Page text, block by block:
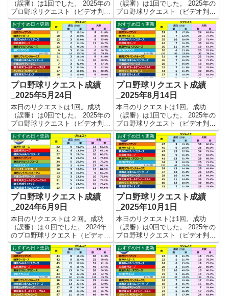
（誤審）は1回でした。 2025年の
プロ野球リクエスト（ビデオ判
定）成績を記録集計しています。
今シーズンのリクエスト成功率は
これで23.0%。リクエスト数400
回、成功92回、失敗308回となり
ました。 【リクエ...
（誤審）は1回でした。 2025年の
プロ野球リクエスト（ビデオ判
定）成績を記録集計しています。
今シーズンのリクエスト成功率は
これで23.8%。リクエスト数462
回、成功110回、失敗352回とな
りました。 【リク...
おすすめ日々更新
プロ野球リクエスト成績
_2025年5月24日
本日のリクエストは1回。成功
（誤審）は0回でした。 2025年の
プロ野球リクエスト（ビデオ判
定）成績を記録集計しています。
今シーズンのリクエスト成功率は
これで22.4%。リクエスト数134
回、成功30回、失敗104回となり
ました。 【リクエ...
おすすめ日々更新
プロ野球リクエスト成績
_2025年8月14日
本日のリクエストは1回。成功
（誤審）は1回でした。 2025年の
プロ野球リクエスト（ビデオ判
定）成績を記録集計しています。
今シーズンのリクエスト成功率は
これで23.0%。リクエスト数374
回、成功86回、失敗288回となり
ました。 【リクエ...
おすすめ日々更新
プロ野球リクエスト成績
_2024年6月9日
本日のリクエストは２回。成功
（誤審）は０回でした。 2024年
のプロ野球リクエスト（ビデオ判
定）成績を記録集計しています。
今シーズンのリクエスト成功率は
これで22.4%。リクエスト数246
回、成功55回、失敗191回となり
ました。 【リク...
おすすめ日々更新
プロ野球リクエスト成績
_2025年10月1日
本日のリクエストは1回。成功
（誤審）は0回でした。 2025年の
プロ野球リクエスト（ビデオ判
定）成績を記録集計しています。
今シーズンのリクエスト成功率は
これで25.0%。リクエスト数511
回、成功128回、失敗383回とな
りました。 【リク...
おすすめ日々更新 おすすめ日々更新